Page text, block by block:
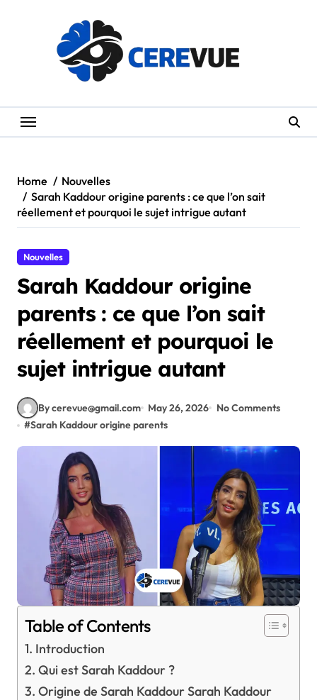
Home
Nouvelles
Sarah Kaddour origine parents : ce que l’on sait
réellement et pourquoi le sujet intrigue autant
Nouvelles
Sarah Kaddour origine
parents : ce que l’on sait
réellement et pourquoi le
sujet intrigue autant
By cerevue@gmail.com May 26, 2026
No Comments
#Sarah Kaddour origine parents
Table of Contents
Introduction
Qui est Sarah Kaddour ?
Origine de Sarah Kaddour Sarah Kaddour